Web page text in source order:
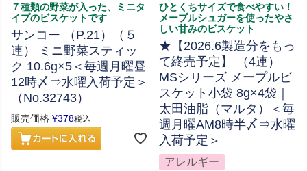
７種類の野菜が入った、ミニタ
イプのビスケットです
サンコー （P.21）（５
連） ミニ野菜スティッ
ク 10.6g×5＜毎週月曜昼
12時〆⇒水曜入荷予定＞
（No.32743）
販売価格 ¥378税込
ひとくちサイズで食べやすい！
メープルシュガーを使ったやさ
しい甘みのビスケット
★【2026.6製造分をもっ
て終売予定】 （4連）
MSシリーズ メープルビ
スケット小袋 8g×4袋｜
太田油脂（マルタ）＜毎
週月曜AM8時半〆⇒水曜
入荷予定＞
アレルギー